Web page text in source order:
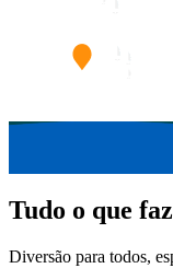
Tudo o que
Diversão para todos,